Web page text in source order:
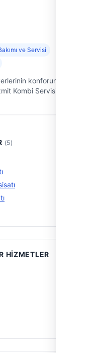
ve Servisi
konforunu
Kombi Servisim"
(5)
HIZMETLER